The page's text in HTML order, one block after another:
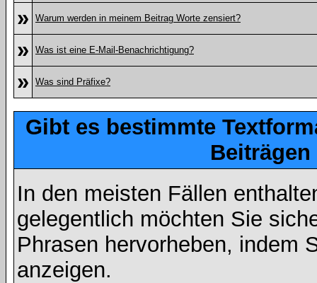
» Warum werden in meinem Beitrag Worte zensiert?
» Was ist eine E-Mail-Benachrichtigung?
» Was sind Präfixe?
Gibt es bestimmte
In den meisten Fällen
gelegentlich möchten Sie
Phrasen hervorheben, indem
anzeigen.